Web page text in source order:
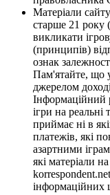
Матеріали
старше 21 року
викликати
(принципів)
ознак
Пам'ятайте, що
джерелом
Інформаційний
ігри на реальні
приймає ні в
платежів, які
азартними
які матеріали
інформаційних